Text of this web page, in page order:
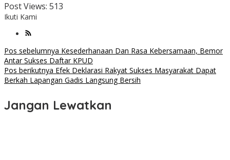
Post Views: 513
Ikuti Kami
Navigasi
pos
Pos sebelumnya Kesederhanaan Dan Rasa Kebersamaan, Bemor
Antar Sukses Daftar KPUD
Pos berikutnya Efek Deklarasi Rakyat Sukses Masyarakat Dapat
Berkah Lapangan Gadis Langsung Bersih
Jangan Lewatkan